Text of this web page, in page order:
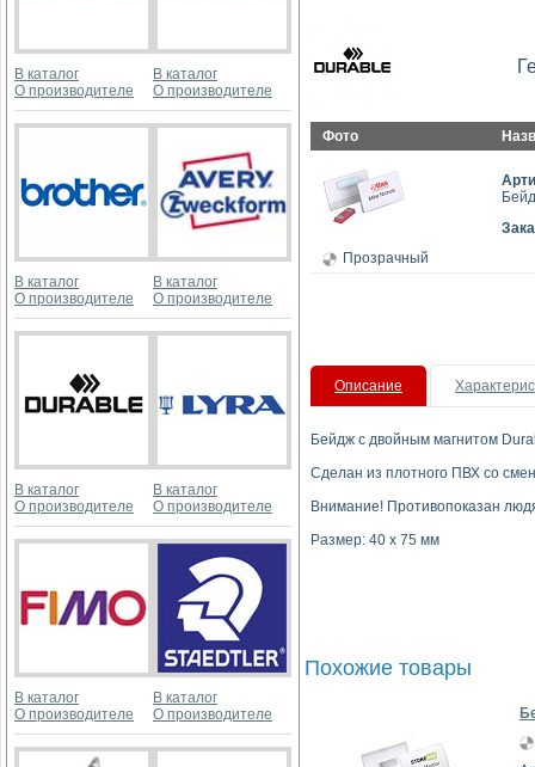
В каталог
О производителе
В каталог
О производителе
В каталог
О производителе
В каталог
О производителе
В каталог
О производителе
В каталог
О производителе
В каталог
О производителе
В каталог
О производителе
Фото
Прозрачный
Описание
Бейдж с двойным магнитом
Сделан из плотного ПВХ со
Внимание! Противопоказан
Размер: 40 х 75 мм
Похожие товары